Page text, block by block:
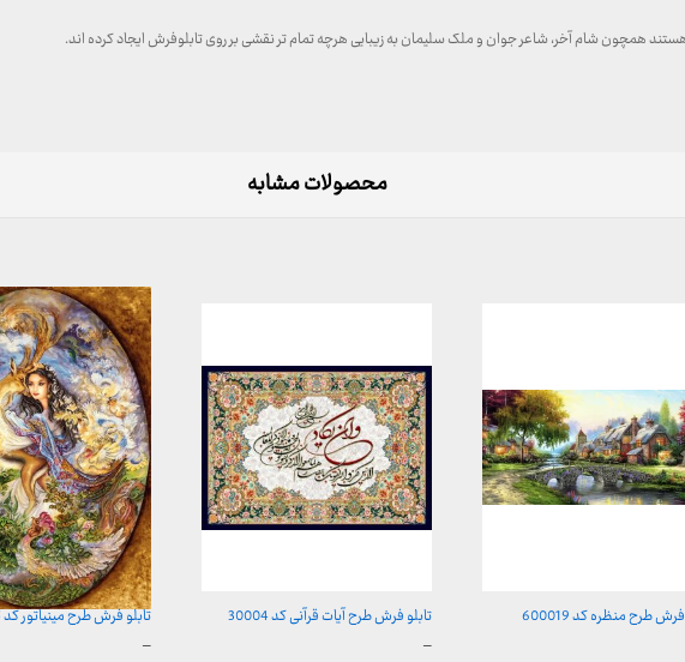
همچون شام آخر، شاعر جوان و ملک سلیمان به زیبایی هرچه تمام تر نقشی بر روی تابلوفرش ایجاد کرده اند.
محصولات مشابه
طرح منظره کد 600019 تابلو فرش طرح آیات قرآنی کد 30004
–محدوده
تابلو فرش طرح مینیاتور کد 40005
–محدوده